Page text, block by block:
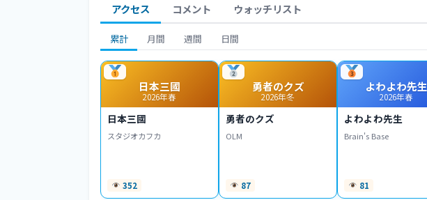
アクセス コメント ウォッチリスト
累計 月間 週間 日間
日本三國
2026年春
日本三國
スタジオカフカ
352
勇者のクズ
2026年冬
勇者のクズ
OLM
87
よわよわ先生
2026年春
よわよわ先生
Brain's Base
81